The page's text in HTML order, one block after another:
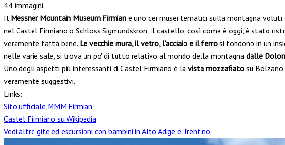
44 immagini
Il Messner Mountain Museum Firmian è uno dei musei tematici sulla montagna voluti
nel Castel Firmiano o Schloss Sigmundskron. Il castello, così come è oggi, è stato
veramente fatta bene. Le vecchie mura, il vetro, l'acciaio e il ferro si fondono in un
nelle varie sale, si trova un po' di tutto relativo al mondo della montagna dalle
Uno degli aspetti più interessanti di Castel Firmiano è la vista mozzafiato su Bolzano
veramente suggestivi.
Links:
Sito ufficiale MMM Firmian
Castel Firmiano su Wikipedia
Vedi altre gite ed escursioni con bambini in Alto Adige e Trentino.